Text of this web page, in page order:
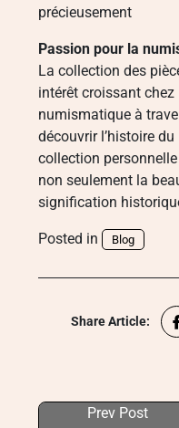
précieusement
Passion pour la
La collection des
intérêt croissant
numismatique à
découvrir l’histoire
collection
non seulement la
signification
Posted in Blog
Share Article:
Prev Post